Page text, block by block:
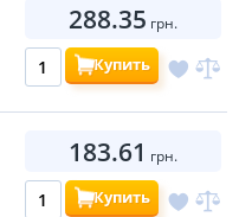
288.35 грн.
Купить
183.61 грн.
Купить